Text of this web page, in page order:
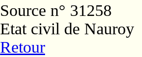
Source n° 31258
Etat civil de Nauroy
Retour